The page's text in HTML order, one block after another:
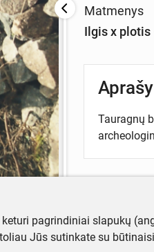
Matmenys
Ilgis x plotis
Tauragnų
Turite
Parašykite
pagrindiniai slapukų
Jūs sutinkate su